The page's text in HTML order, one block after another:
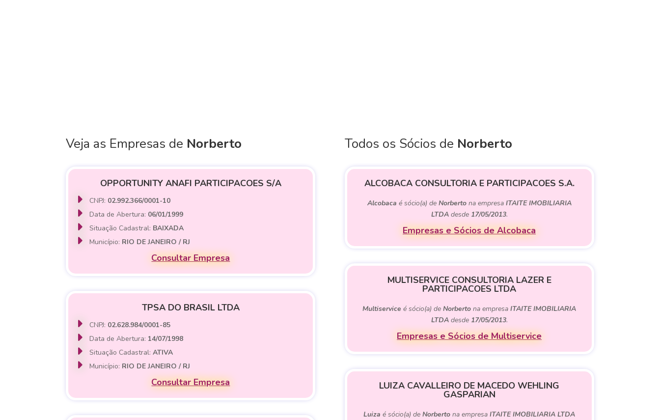
Veja as Empresas de Norberto
OPPORTUNITY ANAFI PARTICIPACOES S/A
CNPJ: 02.992.366/0001-10
Data de Abertura: 06/01/1999
Situação Cadastral: BAIXADA
Município: RIO DE JANEIRO / RJ
Consultar Empresa
TPSA DO BRASIL LTDA
CNPJ: 02.628.984/0001-85
Data de Abertura: 14/07/1998
Situação Cadastral:ATIVA
Município: RIO DE JANEIRO / RJ
Consultar Empresa
Todos os Sócios de Norberto
ALCOBACA CONSULTORIA E PARTICIPACOES S.A.
Alcobaca é sócio(a) de Norbertona empresa ITAITE IMOBILIARIA
LTDAdesde 17/05/2013.
Empresas e Sócios de Alcobaca
MULTISERVICE CONSULTORIA LAZER E
PARTICIPACOES LTDA
Multiservice é sócio(a) deNorberto na empresaITAITE IMOBILIARIA
LTDAdesde 17/05/2013.
Empresas e Sócios de Multiservice
LUIZA CAVALLEIRO DE MACEDO WEHLING
GASPARIAN
Luiza é sócio(a) deNorberto na empresaITAITE IMOBILIARIA LTDA